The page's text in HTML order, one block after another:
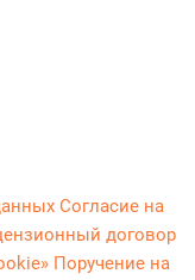
Согласие на
договор
Поручение на